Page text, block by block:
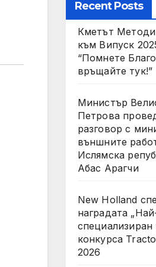
Recent Posts
Кметът
към Випуск
“Помнете
връщайте тук!”
Министър
Петрова
разговор с
външните
Ислямска
Абас Арагчи
New Holland
наградата
специализиран
конкурса
2026